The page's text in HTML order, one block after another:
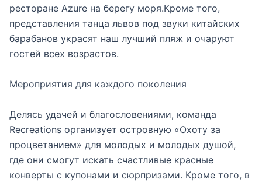
ресторане Azure на берегу моря.Кроме того,
представления танца львов под звуки китайских
барабанов украсят наш лучший пляж и очаруют
гостей всех возрастов.
Мероприятия для каждого поколения
Делясь удачей и благословениями, команда
Recreations организует островную «Охоту за
процветанием» для молодых и молодых душой,
где они смогут искать счастливые красные
конверты с купонами и сюрпризами. Кроме того, в